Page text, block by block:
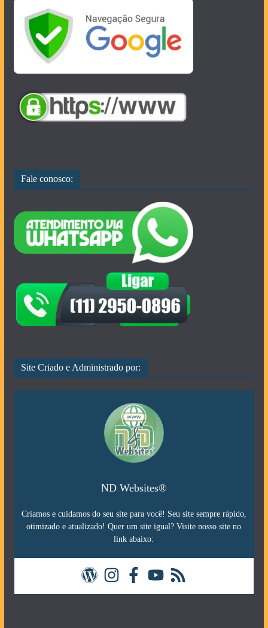
Fale conosco:
Site Criado e Administrado por:
ND Websites®
Criamos e cuidamos do seu site para você! Seu site sempre rápido,
otimizado e atualizado! Quer um site igual? Visite nosso site no
link abaixo: